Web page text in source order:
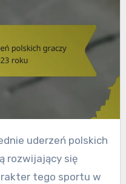
rozwijający się
tego sportu w